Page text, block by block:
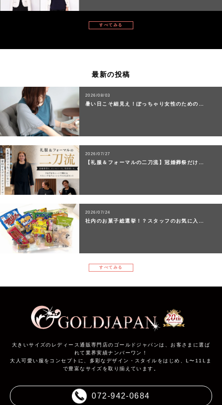
すべてみる
最新の投稿
2026/08/03
暑い日こそ細見え！ぽっちゃり女性のための…
2026/07/27
【礼服＆フォーマルの二刀流】冠婚葬祭だけ…
2026/07/24
社内のお菓子総選挙！？スタッフのお気に入…
すべてみる
大きいサイズのレディース通販専門店のゴールドジャパンは、お客さまに選ば
れて業界実績ナンバーワン！
大人可愛い服をコンセプトに、多彩なデザイン・スタイルをはじめ、L〜11Lま
で豊富なサイズを取り揃えています。
072-942-0684